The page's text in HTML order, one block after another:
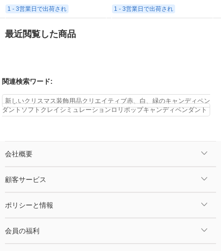
1 - 3営業日で出荷され 1 - 3営業日で出荷され
最近閲覧した商品
関連検索ワード:
新しいクリスマス装飾用品クリエイティブ赤、白、緑のキャンディペン
ダントソフトクレイシミュレーションロリポップキャンディペンダント
会社概要
顧客サービス
ポリシーと情報
会員の福利